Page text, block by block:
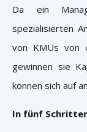
Da ein
spezialisierten
von KMUs von
gewinnen sie
können sich auf
In fünf